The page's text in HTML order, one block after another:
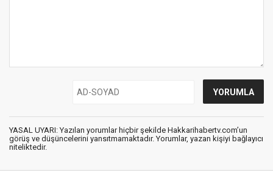
YASAL UYARI: Yazılan yorumlar hiçbir şekilde Hakkarihabertv.com’un
görüş ve düşüncelerini yansıtmamaktadır. Yorumlar, yazan kişiyi bağlayıcı
niteliktedir.